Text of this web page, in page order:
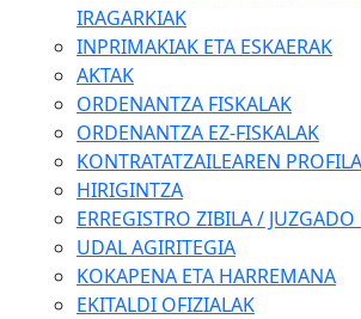
IRAGARKIAK
INPRIMAKIAK ETA ESKAERAK
AKTAK
ORDENANTZA FISKALAK
ORDENANTZA EZ-FISKALAK
KONTRATATZAILEAREN PROFILA
HIRIGINTZA
ERREGISTRO ZIBILA /
UDAL AGIRITEGIA
KOKAPENA ETA HARREMANA
EKITALDI OFIZIALAK